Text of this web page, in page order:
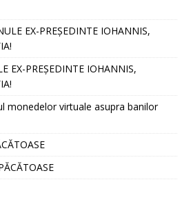
EX-PREȘEDINTE IOHANNIS,
EX-PREȘEDINTE IOHANNIS,
monedelor virtuale asupra banilor